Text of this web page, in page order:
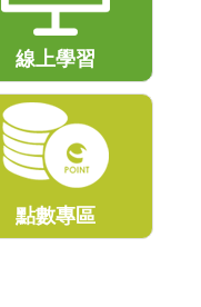
線上學習
點數專區